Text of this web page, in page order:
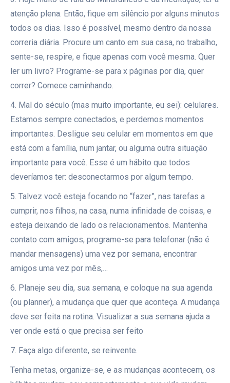
atenção plena. Então, fique em silêncio por alguns minutos
todos os dias. Isso é possível, mesmo dentro da nossa
correria diária. Procure um canto em sua casa, no trabalho,
sente-se, respire, e fique apenas com você mesma. Quer
ler um livro? Programe-se para x páginas por dia, quer
correr? Comece caminhando.
4. Mal do século (mas muito importante, eu sei): celulares.
Estamos sempre conectados, e perdemos momentos
importantes. Desligue seu celular em momentos em que
está com a família, num jantar, ou alguma outra situação
importante para você. Esse é um hábito que todos
deveríamos ter: desconectarmos por algum tempo.
5. Talvez você esteja focando no “fazer”, nas tarefas a
cumprir, nos filhos, na casa, numa infinidade de coisas, e
esteja deixando de lado os relacionamentos. Mantenha
contato com amigos, programe-se para telefonar (não é
mandar mensagens) uma vez por semana, encontrar
amigos uma vez por mês,…
6. Planeje seu dia, sua semana, e coloque na sua agenda
(ou planner), a mudança que quer que aconteça. A mudança
deve ser feita na rotina. Visualizar a sua semana ajuda a
ver onde está o que precisa ser feito
7. Faça algo diferente, se reinvente.
Tenha metas, organize-se, e as mudanças acontecem, os